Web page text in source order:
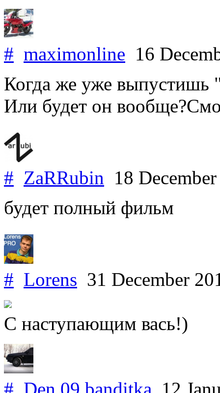
# maximonline 16
Когда же уже выпустишь
Или будет он
# ZaRRubin 18
будет полный фильм
# Lorens 31 December
С наступающим вась!)